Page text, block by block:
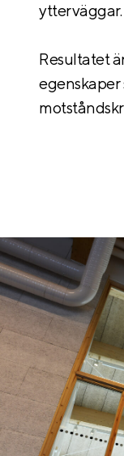
ytterväggar.
Resultatet